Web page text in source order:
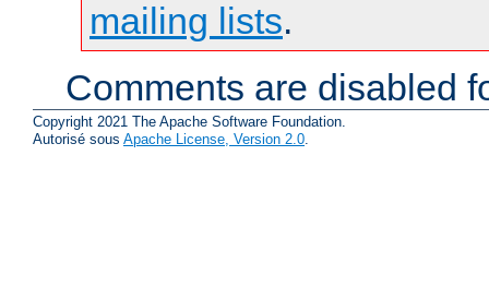
mailing lists.
Comments are disabled
Copyright 2021 The Apache Software Foundation.
Autorisé sous Apache License, Version 2.0